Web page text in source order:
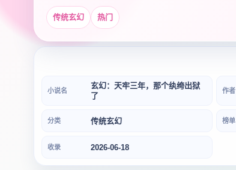
传统玄幻 热门
小说名
玄幻：天牢三年，那个纨绔出狱
了
作者
分类 传统玄幻 榜单
收录 2026-06-18